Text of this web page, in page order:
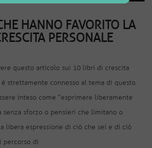
HANNO FAVORITO LA
PERSONALE
questo articolo sui 10 libri di crescita
strettamente connesso al tema di questo
inteso come “esprimere liberamente
senza sforzo o pensieri che limitano o
libera espressione di ciò che sei e di ciò
percorso di